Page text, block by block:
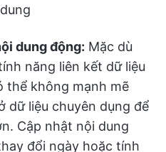
dung động: Mặc dù
năng liên kết dữ liệu
thể không mạnh mẽ
dữ liệu chuyên dụng để
Cập nhật nội dung
đổi ngày hoặc tính